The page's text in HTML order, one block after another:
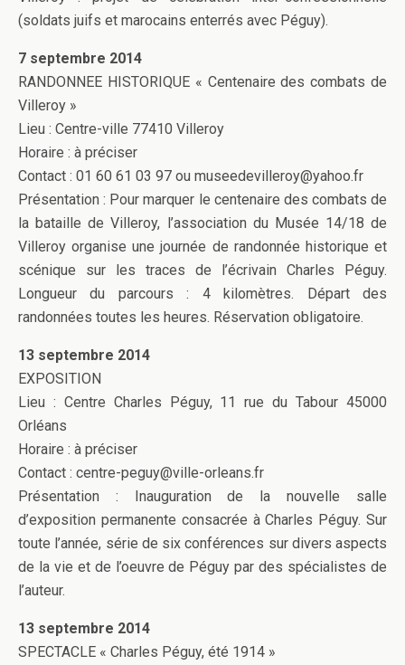
(soldats juifs et marocains enterrés avec Péguy).
7 septembre 2014
RANDONNEE HISTORIQUE « Centenaire des combats de
Villeroy »
Lieu : Centre-ville 77410 Villeroy
Horaire : à préciser
Contact : 01 60 61 03 97 ou museedevilleroy@yahoo.fr
Présentation : Pour marquer le centenaire des combats de
la bataille de Villeroy, l’association du Musée 14/18 de
Villeroy organise une journée de randonnée historique et
scénique sur les traces de l’écrivain Charles Péguy.
Longueur du parcours : 4 kilomètres. Départ des
randonnées toutes les heures. Réservation obligatoire.
13 septembre 2014
EXPOSITION
Lieu : Centre Charles Péguy, 11 rue du Tabour 45000
Orléans
Horaire : à préciser
Contact : centre-peguy@ville-orleans.fr
Présentation : Inauguration de la nouvelle salle
d’exposition permanente consacrée à Charles Péguy. Sur
toute l’année, série de six conférences sur divers aspects
de la vie et de l’oeuvre de Péguy par des spécialistes de
l’auteur.
13 septembre 2014
SPECTACLE « Charles Péguy, été 1914 »